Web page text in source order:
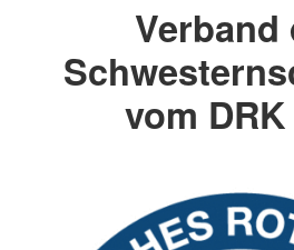
Verband
vom DRK